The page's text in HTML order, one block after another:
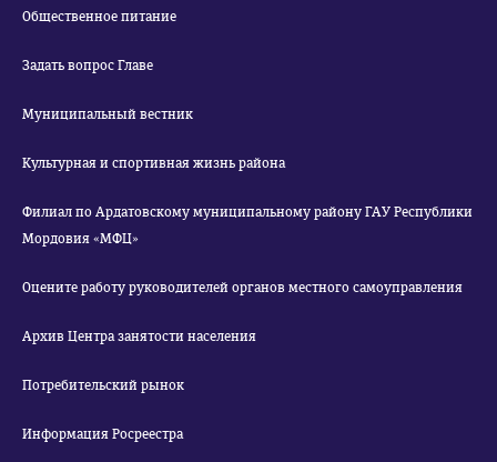
Общественное питание
Задать вопрос Главе
Муниципальный вестник
Культурная и спортивная жизнь района
Филиал по Ардатовскому муниципальному району ГАУ Республики
Мордовия «МФЦ»
Оцените работу руководителей органов местного самоуправления
Архив Центра занятости населения
Потребительский рынок
Информация Росреестра